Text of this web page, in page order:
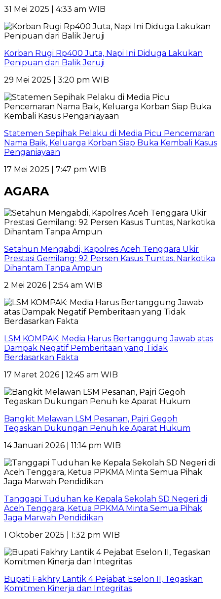
31 Mei 2025 | 4:33 am WIB
Korban Rugi Rp400 Juta, Napi Ini Diduga Lakukan
Penipuan dari Balik Jeruji
29 Mei 2025 | 3:20 pm WIB
Statemen Sepihak Pelaku di Media Picu Pencemaran
Nama Baik, Keluarga Korban Siap Buka Kembali Kasus
Penganiayaan
17 Mei 2025 | 7:47 pm WIB
AGARA
Setahun Mengabdi, Kapolres Aceh Tenggara Ukir
Prestasi Gemilang: 92 Persen Kasus Tuntas, Narkotika
Dihantam Tanpa Ampun
2 Mei 2026 | 2:54 am WIB
LSM KOMPAK: Media Harus Bertanggung Jawab atas
Dampak Negatif Pemberitaan yang Tidak
Berdasarkan Fakta
17 Maret 2026 | 12:45 am WIB
Bangkit Melawan LSM Pesanan, Pajri Gegoh
Tegaskan Dukungan Penuh ke Aparat Hukum
14 Januari 2026 | 11:14 pm WIB
Tanggapi Tuduhan ke Kepala Sekolah SD Negeri di
Aceh Tenggara, Ketua PPKMA Minta Semua Pihak
Jaga Marwah Pendidikan
1 Oktober 2025 | 1:32 pm WIB
Bupati Fakhry Lantik 4 Pejabat Eselon II, Tegaskan
Komitmen Kinerja dan Integritas